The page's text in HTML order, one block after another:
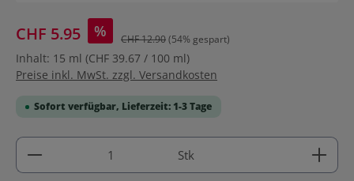
CHF 5.95 % CHF 12.90(54% gespart)
Inhalt: 15 ml (CHF 39.67 / 100 ml)
Preise inkl. MwSt. zzgl. Versandkosten
Sofort verfügbar, Lieferzeit: 1-3 Tage
Produkt Anzahl: Gib den gewünschten Wert ein
Stk